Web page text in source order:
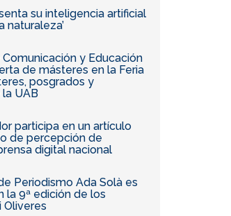
su inteligencia artificial
naturaleza’
y Educación
de másteres en la Feria
posgrados y
UAB
participa en un artículo
de percepción de
digital nacional
Periodismo Ada Solà es
la 9ª edición de los
Oliveres